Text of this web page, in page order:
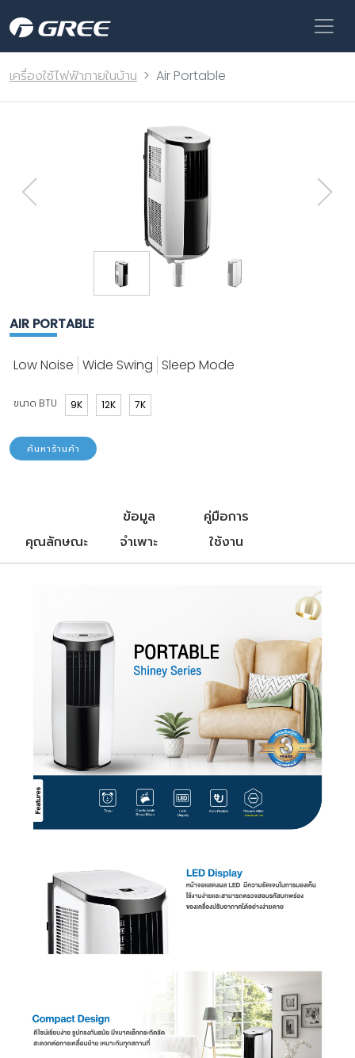
เครื่องใช้ไฟฟ้าภายในบ้าน Air Portable
AIR PORTABLE
Low Noise Wide Swing Sleep Mode
ขนาด BTU 9K 12K 7K
ค้นหาร้านค้า
คุณลักษณะ
ข้อมูล
จำเพาะ
คู่มือการ
ใช้งาน